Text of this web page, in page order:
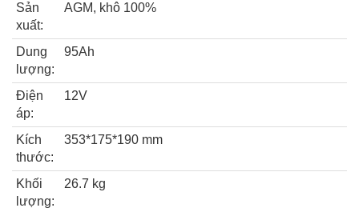
Sản
xuất:
AGM, khô 100%
Dung
lượng:
95Ah
Điện
áp:
12V
Kích
thước:
353*175*190 mm
Khối
lượng:
26.7 kg